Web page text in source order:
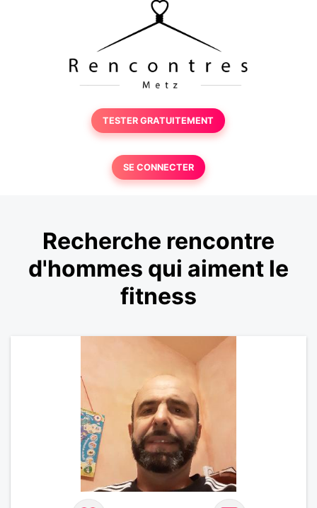
TESTER GRATUITEMENT
SE CONNECTER
Recherche rencontre
d'hommes qui aiment le
fitness